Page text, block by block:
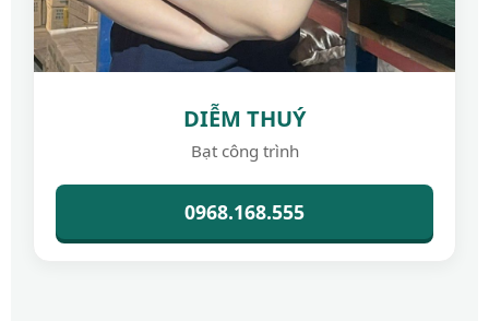
DIỄM THUÝ
Bạt công trình
0968.168.555